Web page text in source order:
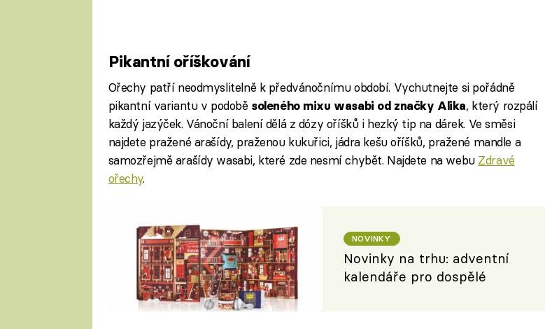
Pikantní oříškování
Ořechy patří neodmyslitelně k předvánočnímu období. Vychutnejte si pořádně
pikantní variantu v podobě soleného mixu wasabi od značky Alika, který rozpálí
každý jazýček. Vánoční balení dělá z dózy oříšků i hezký tip na dárek. Ve směsi
najdete pražené arašídy, praženou kukuřici, jádra kešu oříšků, pražené mandle a
samozřejmě arašídy wasabi, které zde nesmí chybět. Najdete na webu Zdravé
ořechy.
NOVINKY
Novinky na trhu: adventní
kalendáře pro dospělé